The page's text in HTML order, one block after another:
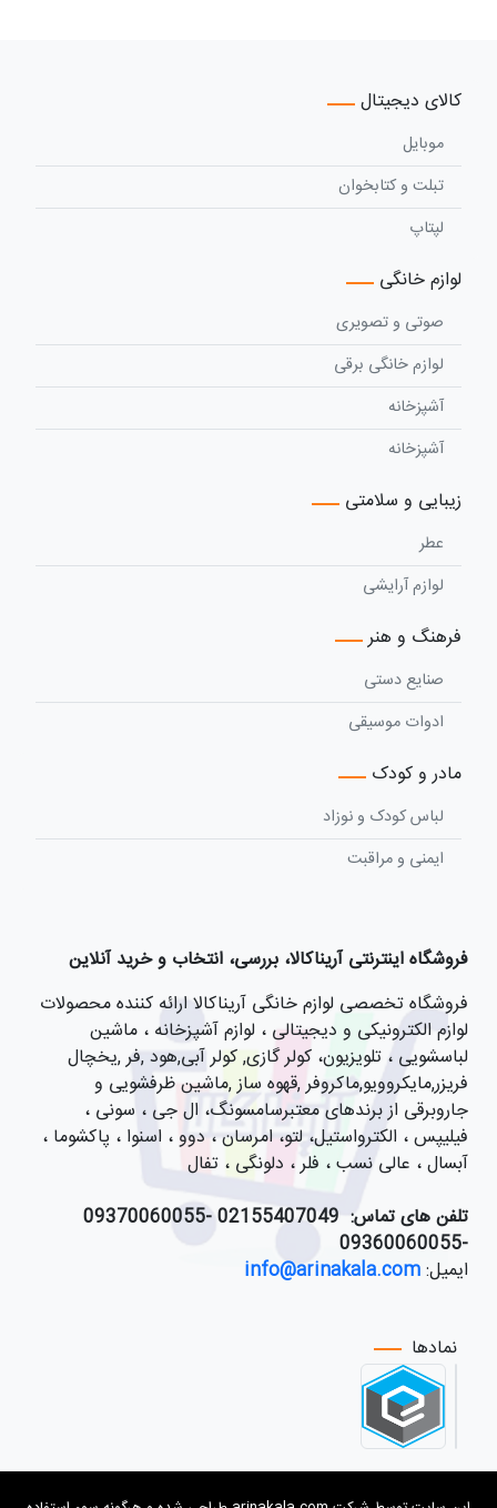
فروشگاه اینترنتی آریناکالا، بررسی، انتخاب و خرید آنلاین
فروشگاه تخصصی لوازم خانگی آریناکالا ارائه کننده محصولات
لوازم الکترونیکی و دیجیتالی ، لوازم آشپزخانه ، ماشین
لباسشویی ، تلویزیون، کولر گازی, کولر آبی,هود ,فر ,یخچال
فریزر,مایکروویو,ماکروفر ,قهوه ساز ,ماشین ظرفشویی و
جاروبرقی از برندهای معتبرسامسونگ، ال جی ، سونی ،
فیلیپس ، الکترواستیل، لتو، امرسان ، دوو ، اسنوا ، پاکشوما ،
آبسال ، عالی نسب ، فلر ، دلونگی ، تفال
تلفن های تماس:
021
55407049 -09370060055
-09360060055
ایمیل:info@arinakala.com
نمادها
کالای دیجیتال
موبایل
تبلت و کتابخوان
لپتاپ
لوازم خانگی
صوتی و تصویری
لوازم خانگی برقی
آشپزخانه
آشپزخانه
زیبایی و سلامتی
عطر
لوازم آرایشی
فرهنگ و هنر
صنایع دستی
ادوات موسیقی
مادر و کودک
لباس کودک و نوزاد
ایمنی و مراقبت